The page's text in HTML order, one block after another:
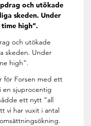
och utökade
skeden. Under
high”.
och utökade
skeden. Under
high”.
för Forsen med ett
en sjuprocentig
ett nytt ”all
vi har vuxit i antal